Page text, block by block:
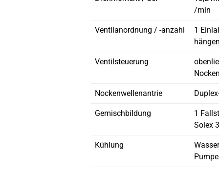
/min
Ventilanordnung / -anzahl
1
Ventilsteuerung
Nockenwellenantrie
Gemischbildung
1
Solex
Kühlung